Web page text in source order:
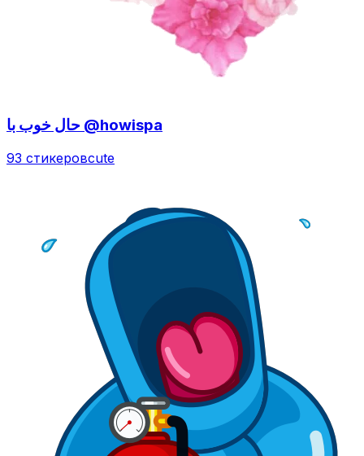
حال خوب با @howispa
93 стикеровcute